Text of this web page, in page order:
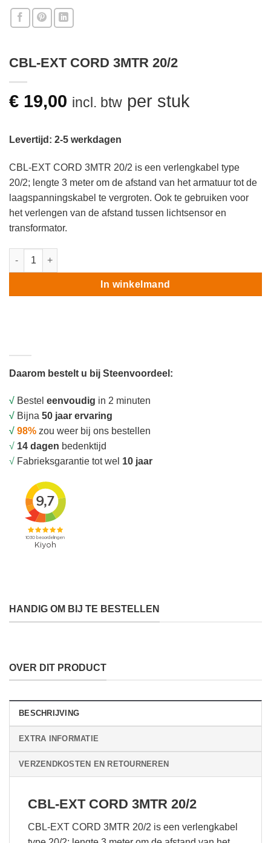
CBL-EXT CORD 3MTR 20/2
€ 19,00 incl. btw per stuk
Levertijd: 2-5 werkdagen
CBL-EXT CORD 3MTR 20/2 is een verlengkabel type
20/2; lengte 3 meter om de afstand van het armatuur tot de
laagspanningskabel te vergroten. Ook te gebruiken voor
het verlengen van de afstand tussen lichtsensor en
transformator.
CBL-EXT CORD 3MTR 20/2 aantal
In winkelmand
Daarom bestelt u bij Steenvoordeel:
√ Bestel eenvoudig in 2 minuten
√ Bijna 50 jaar ervaring
√ 98% zou weer bij ons bestellen
√ 14 dagen bedenktijd
√ Fabrieksgarantie tot wel 10 jaar
HANDIG OM BIJ TE BESTELLEN
OVER DIT PRODUCT
BESCHRIJVING
EXTRA INFORMATIE
VERZENDKOSTEN EN RETOURNEREN
CBL-EXT CORD 3MTR 20/2
CBL-EXT CORD 3MTR 20/2 is een verlengkabel